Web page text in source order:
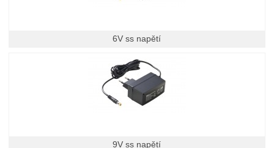
6V ss napětí
9V ss napětí